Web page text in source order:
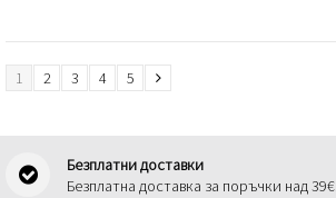
1 2 3 4 5
Безплатни доставки
Безплатна доставка за поръчки над 39€.